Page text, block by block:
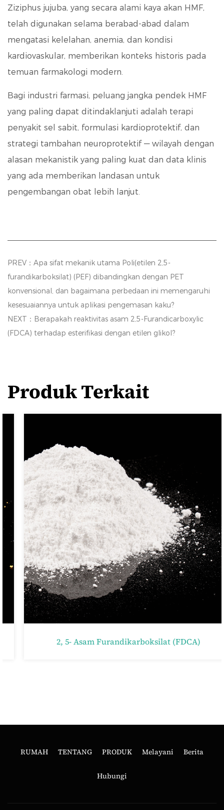
Ziziphus jujuba, yang secara alami kaya akan HMF,
telah digunakan selama berabad-abad dalam
mengatasi kelelahan, anemia, dan kondisi
kardiovaskular, memberikan konteks historis pada
temuan farmakologi modern.
Bagi industri farmasi, peluang jangka pendek HMF
yang paling dapat ditindaklanjuti adalah terapi
penyakit sel sabit, formulasi kardioprotektif, dan
strategi tambahan neuroprotektif — wilayah dengan
alasan mekanistik yang paling kuat dan data klinis
yang ada memberikan landasan untuk
pengembangan obat lebih lanjut.
PREV：Apa sifat mekanik utama Poli(etilen 2,5-
furandikarboksilat) (PEF) dibandingkan dengan PET
konvensional, dan bagaimana perbedaan ini memengaruhi
kesesuaiannya untuk aplikasi pengemasan kaku?
NEXT：Berapakah reaktivitas asam 2,5-Furandicarboxylic
(FDCA) terhadap esterifikasi dengan etilen glikol?
Produk Terkait
2, 5- Asam Furandikarboksilat (FDCA)
RUMAH TENTANG PRODUK Melayani Berita
Hubungi